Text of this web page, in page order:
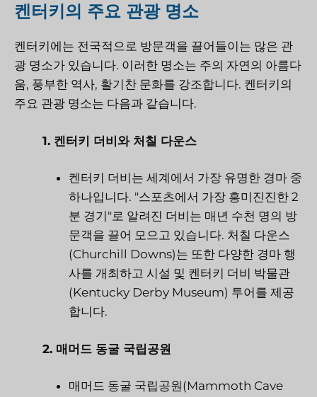
켄터키의 주요 관광 명소
켄터키에는 전국적으로 방문객을 끌어들이는 많은 관
광 명소가 있습니다. 이러한 명소는 주의 자연의 아름다
움, 풍부한 역사, 활기찬 문화를 강조합니다. 켄터키의
주요 관광 명소는 다음과 같습니다.
1. 켄터키 더비와 처칠 다운스
켄터키 더비는 세계에서 가장 유명한 경마 중
하나입니다. "스포츠에서 가장 흥미진진한 2
분 경기"로 알려진 더비는 매년 수천 명의 방
문객을 끌어 모으고 있습니다. 처칠 다운스
(Churchill Downs)는 또한 다양한 경마 행
사를 개최하고 시설 및 켄터키 더비 박물관
(Kentucky Derby Museum) 투어를 제공
합니다.
2. 매머드 동굴 국립공원
매머드 동굴 국립공원(Mammoth Cave